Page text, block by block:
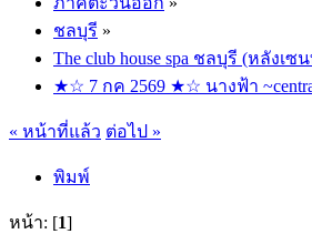
ชลบุรี »
The club house spa ชลบุรี (หลังเ
★☆ 7 กค 2569 ★☆ นางฟ้า
« หน้าที่แล้ว ต่อไป »
พิมพ์
หน้า: [1]